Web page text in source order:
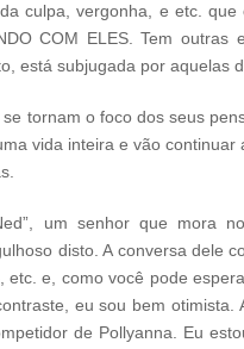
culpa, vergonha, e etc.
COM ELES. Tem
está subjugada por aquelas
tornam o foco dos seus
vida inteira e vão
um senhor que mora
disto. A conversa dele
etc. e, como você pode
eu sou bem otimista.
de Pollyanna. Eu